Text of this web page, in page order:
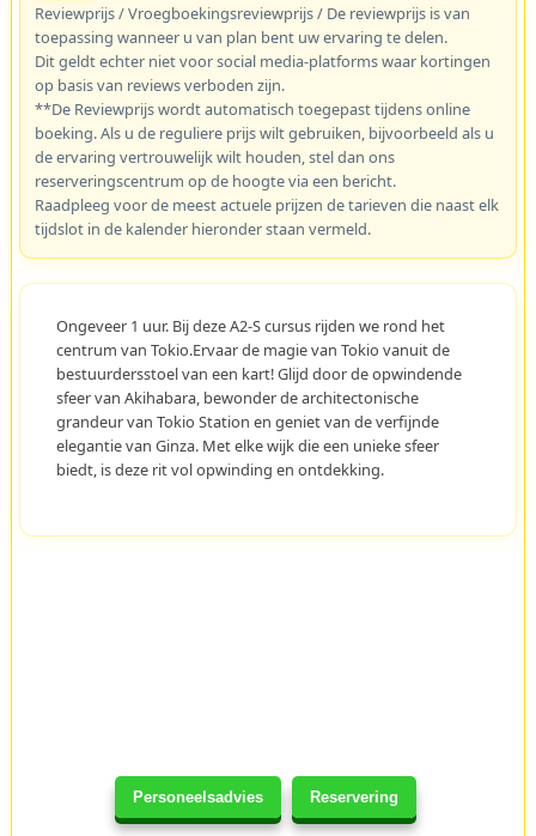
Personeelsadvies Reservering
Reviewprijs / Vroegboekingsreviewprijs / De reviewprijs is van
toepassing wanneer u van plan bent uw ervaring te delen.
Dit geldt echter niet voor social media-platforms waar kortingen
op basis van reviews verboden zijn.
**De Reviewprijs wordt automatisch toegepast tijdens online
boeking. Als u de reguliere prijs wilt gebruiken, bijvoorbeeld als u
de ervaring vertrouwelijk wilt houden, stel dan ons
reserveringscentrum op de hoogte via een bericht.
Raadpleeg voor de meest actuele prijzen de tarieven die naast elk
tijdslot in de kalender hieronder staan vermeld.
Ongeveer 1 uur. Bij deze A2-S cursus rijden we rond het
centrum van Tokio.Ervaar de magie van Tokio vanuit de
bestuurdersstoel van een kart! Glijd door de opwindende
sfeer van Akihabara, bewonder de architectonische
grandeur van Tokio Station en geniet van de verfijnde
elegantie van Ginza. Met elke wijk die een unieke sfeer
biedt, is deze rit vol opwinding en ontdekking.